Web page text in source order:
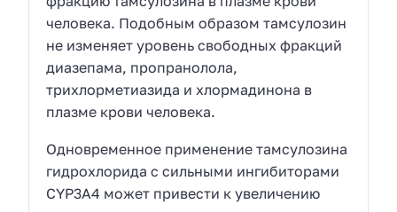
человека. Подобным образом тамсулозин
не изменяет уровень свободных фракций
диазепама, пропранолола,
трихлорметиазида и хлормадинона в
плазме крови человека.
Одновременное применение тамсулозина
гидрохлорида с сильными ингибиторами
CYP3A4 может привести к увеличению